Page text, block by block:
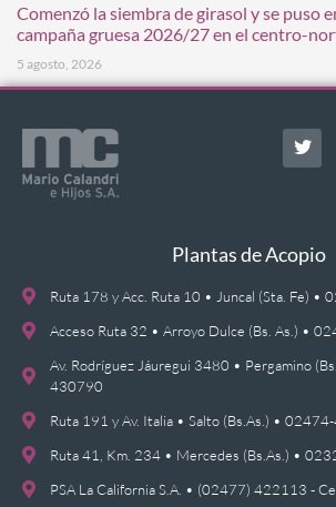
Comenzó la siembra de girasol y se puso
campaña gruesa 2026/27 en el centro-
5 agosto, 2026
Plantas de Acopio
Ruta 178 y Acc. Ruta 10 • Juncal (Sta. Fe) •
Acceso Ruta 32 • Arroyo Dulce (Bs. As.) •
Av. Rodríguez Jáuregui 3480 • Pergamino
430790
Ruta 191 y Av. Italia • Salto (Bs.As.) •
Ruta 41, Km. 234 • Mercedes (Bs.As.) •
PSA La California S.A. • (02477) 422113 -